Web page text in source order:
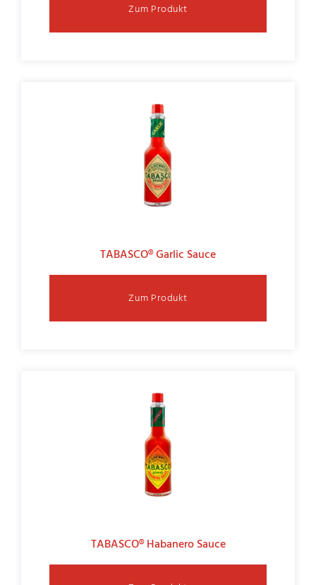
Zum Produkt
TABASCO® Garlic Sauce
Zum Produkt
TABASCO® Habanero Sauce